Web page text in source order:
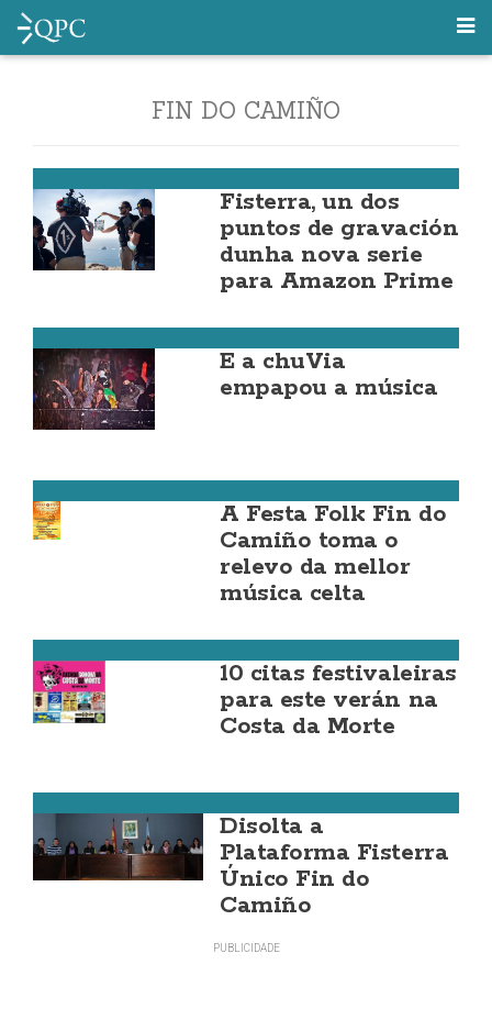
FIN DO CAMIÑO
Fisterra, un dos
puntos de gravación
dunha nova serie
para Amazon Prime
E a chuVia
empapou a música
A Festa Folk Fin do
Camiño toma o
relevo da mellor
música celta
10 citas festivaleiras
para este verán na
Costa da Morte
Disolta a
Plataforma Fisterra
Único Fin do
Camiño